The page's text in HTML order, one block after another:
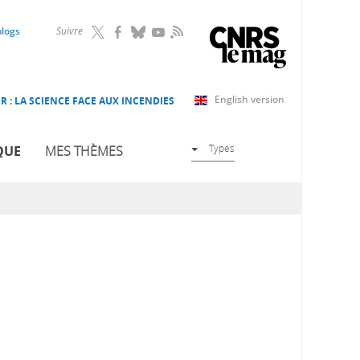
Suivre RSS
English version
: LA SCIENCE FACE AUX INCENDIES
MES THÈMES Types